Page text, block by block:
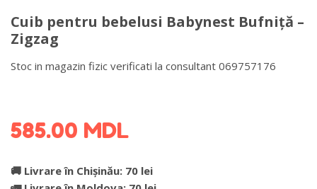
Cuib pentru bebelusi Babynest Bufniță –
Zigzag
Stoc in magazin fizic verificati la consultant 069757176
585.00 MDL
🚚 Livrare în Chișinău: 70 lei